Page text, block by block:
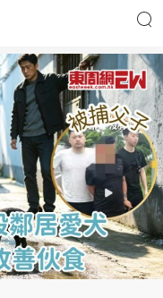
時事財經
優享生活
會員活動